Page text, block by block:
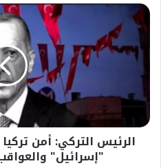
الرئيس
التركي:
أمن
تركيا
والمنطقة
مُهدد
بسبب
"إسرائيل"
والعواقب
الرئيس التركي: أمن
"إسرائيل"